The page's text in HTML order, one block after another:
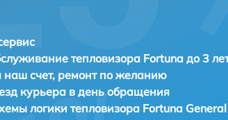
тепловизора Fortuna до 3
наш счет, ремонт по желанию
курьера в день обращения
логики тепловизора Fortuna